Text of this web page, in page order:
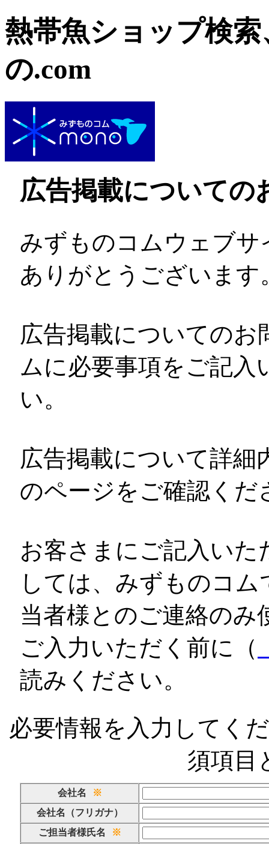
熱帯魚ショップ検
の.com
広告掲載についての
みずものコムウェブ
ありがとうございます
広告掲載についての
ムに必要事項をご記入
い。
広告掲載について詳細
のページをご確認くだ
お客さまにご記入い
しては、みずものコ
当者様とのご連絡の
ご入力いただく前に（
読みください。
必要情報を入力してく
須項目
会社名
※
会社名（フリガナ）
ご担当者様氏名
※